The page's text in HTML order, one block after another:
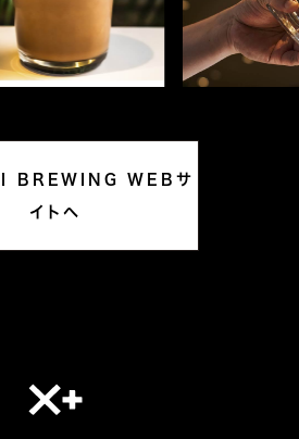
BREWING WEBサ
イトへ